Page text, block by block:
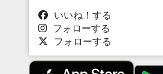
いいね！する
フォローする
フォローする